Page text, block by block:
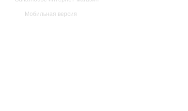
Мобильная версия